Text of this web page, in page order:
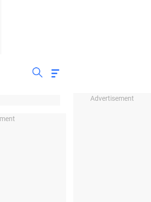
Advertisement